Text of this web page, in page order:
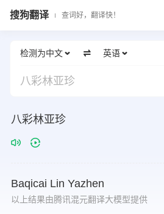
搜狗翻译 查词好，翻译快！
检测为中文 英语
八彩林亚珍
八彩林亚珍
Baqicai Lin Yazhen
以上结果由腾讯混元翻译大模型提供